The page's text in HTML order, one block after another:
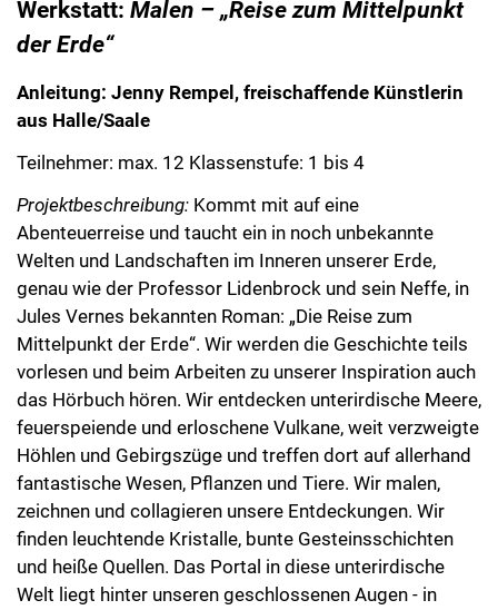
der Erde“
aus Halle/Saale
Abenteuerreise und taucht ein in noch unbekannte
Welten und Landschaften im Inneren unserer Erde,
genau wie der Professor Lidenbrock und sein Neffe, in
Jules Vernes bekannten Roman: „Die Reise zum
Mittelpunkt der Erde“. Wir werden die Geschichte teils
vorlesen und beim Arbeiten zu unserer Inspiration auch
das Hörbuch hören. Wir entdecken unterirdische Meere,
feuerspeiende und erloschene Vulkane, weit verzweigte
Höhlen und Gebirgszüge und treffen dort auf allerhand
fantastische Wesen, Pflanzen und Tiere. Wir malen,
zeichnen und collagieren unsere Entdeckungen. Wir
finden leuchtende Kristalle, bunte Gesteinsschichten
und heiße Quellen. Das Portal in diese unterirdische
Welt liegt hinter unseren geschlossenen Augen - in
unseren Herzen und unserer Phantasie. Ihr seid